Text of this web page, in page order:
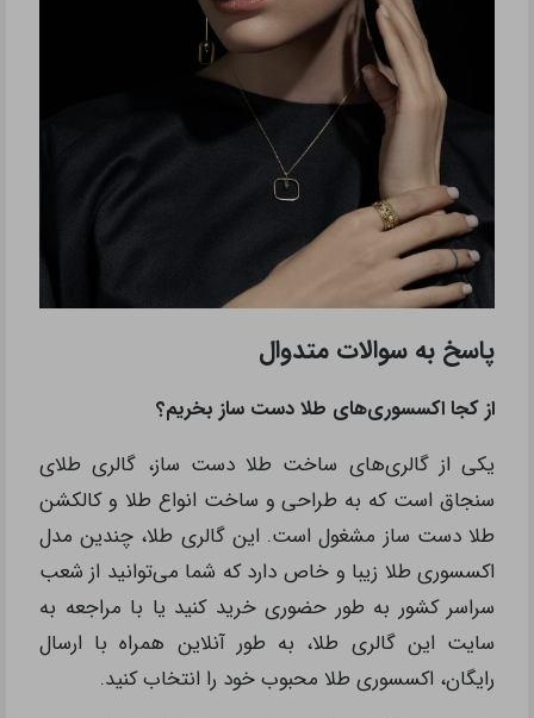
پاسخ به سوالات متدوال
از کجا اکسسوری‌های طلا دست ساز بخریم؟
یکی از گالری‌های ساخت طلا دست ساز، گالری طلای
سنجاق است که به طراحی و ساخت انواع طلا و کالکشن
طلا دست ساز مشغول است. این گالری طلا، چندین مدل
اکسسوری طلا زیبا و خاص دارد که شما می‌توانید از شعب
سراسر کشور به طور حضوری خرید کنید یا با مراجعه به
سایت این گالری طلا، به طور آنلاین همراه با ارسال
رایگان، اکسسوری طلا محبوب خود را انتخاب کنید.